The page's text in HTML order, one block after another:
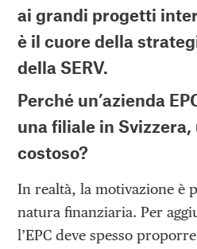
ai grandi progetti
è il cuore della
della SERV.
Perché un’azienda
una filiale in Svizzera,
costoso?
In realtà, la motivazione è
natura finanziaria. Per
l’EPC deve spesso